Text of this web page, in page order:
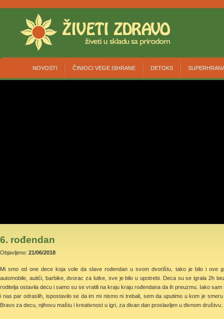
NOVOSTI ČINIOCI VEGE ISHRANE DETOKS
6. rođendan
Objavljeno: 21/06/2018
Mi smo od one dece koja vole da slave rođendan u svom dvorištu, tako je bilo i ove
automobile, autići, barbike, dvorac za lutke, sve je bilo u upotrebi. Deca su se igrala 2h
roditelja ostavila decu i samo su se vratili na kraju kraju rođendana da ih preuzmu. Iako
i nas par odraslih, ispostavilo se da im mi nismo ni trebali, sem da uputimo u kom je
Bravo za decu, njihovu maštu i kreativnost u igri, za divan dan proslavljen u divnom društvu.